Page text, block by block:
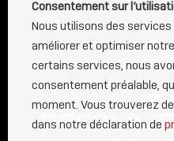
Consentement sur
Nous utilisons des
améliorer et optimiser
certains services, nous
consentement préalable,
moment. Vous trouverez
dans notre déclaration de